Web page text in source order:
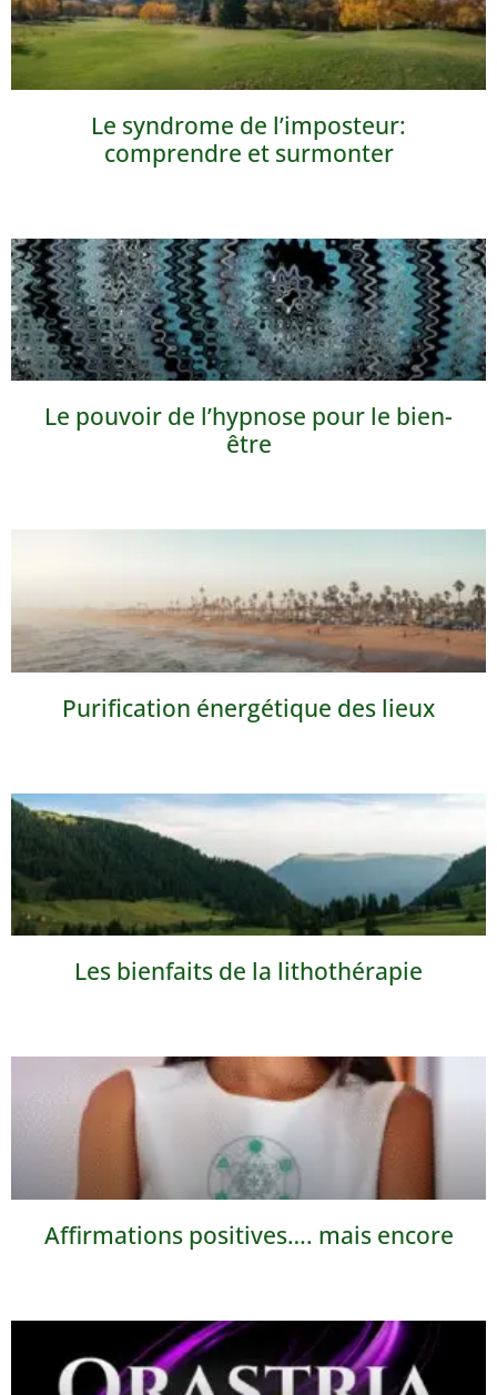
Le syndrome de l’imposteur:
comprendre et surmonter
Le pouvoir de l’hypnose pour le bien-
être
Purification énergétique des lieux
Les bienfaits de la lithothérapie
Affirmations positives…. mais encore